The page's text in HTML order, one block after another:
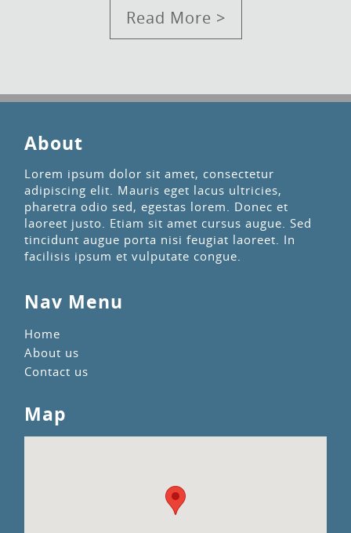
Read More >
About
Lorem ipsum dolor sit amet, consectetur
adipiscing elit. Mauris eget lacus ultricies,
pharetra odio sed, egestas lorem. Donec et
laoreet justo. Etiam sit amet cursus augue. Sed
tincidunt augue porta nisi feugiat laoreet. In
facilisis ipsum et vulputate congue.
Nav Menu
Home
About us
Contact us
Map